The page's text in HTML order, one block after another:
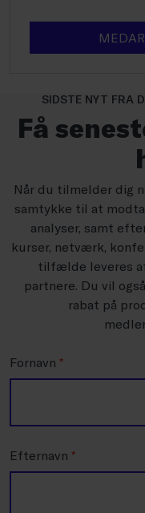
SIDSTE NYT FRA
Få
Når du tilmelder dig
samtykke til at
analyser, samt
kurser, netværk,
tilfælde leveres
partnere. Du vil
rabat på
Fornavn *
Efternavn *